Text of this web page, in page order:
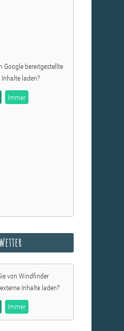
Google bereitgestellte
Inhalte laden?
Immer
von Windfinder
Inhalte laden?
Immer